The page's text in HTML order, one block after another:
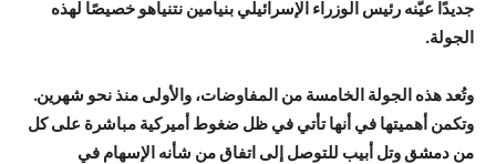
جديدًا عيّنه رئيس الوزراء الإسرائيلي بنيامين نتنياهو خصيصًا لهذه
الجولة.
وتُعد هذه الجولة الخامسة من المفاوضات، والأولى منذ نحو شهرين.
وتكمن أهميتها في أنها تأتي في ظل ضغوط أميركية مباشرة على كل
من دمشق وتل أبيب للتوصل إلى اتفاق من شأنه الإسهام في